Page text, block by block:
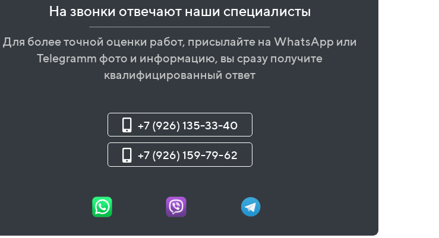
На звонки отвечают наши специалисты
Для более точной оценки работ, присылайте на WhatsApp или
Telegramm фото и информацию, вы сразу получите
квалифицированный ответ
+7 (926) 135-33-40
+7 (926) 159-79-62